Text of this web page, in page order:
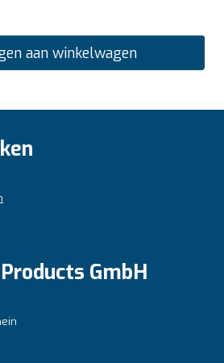
aan winkelwagen
GmbH